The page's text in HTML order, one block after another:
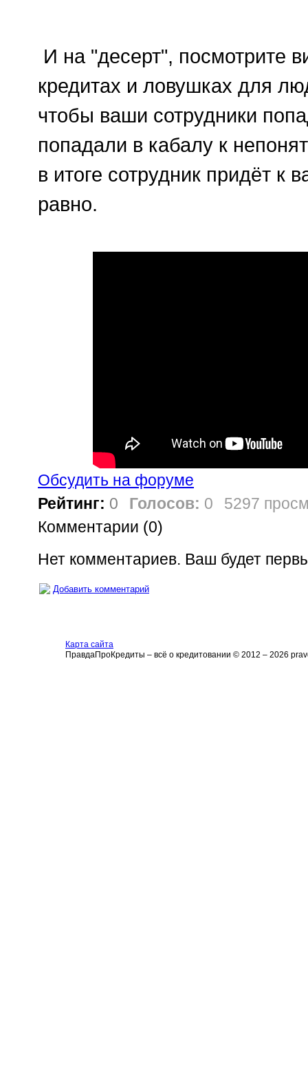
И на "десерт", посмотрите
кредитах и ловушках для
чтобы ваши сотрудники
попадали в кабалу к
в итоге сотрудник придёт к
равно.
Обсудить на форуме
Рейтинг: 0 Голосов: 0
5297
Комментарии (0)
Нет комментариев. Ваш будет
Добавить комментарий
Карта сайта
ПравдаПроКредиты – всё о кредитовании © 2012 – 2026